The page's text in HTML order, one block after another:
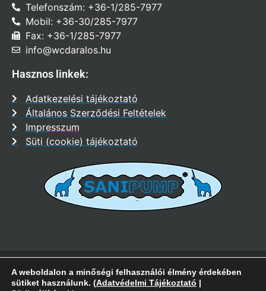
Telefonszám: +36-1/285-7977
Mobil: +36-30/285-7977
Fax: +36-1/285-7977
info@wcdaralos.hu
Hasznos linkek:
Adatkezelési tájékoztató
Általános Szerződési Feltételek
Impresszum
Süti (cookie) tájékoztató
Partner| Minden jog fenntartva |Impresszum|A Sanipump Hungária Kft
nem az SFA magyarországi forgalmazója!
A weboldalon a minőségi felhasználói élmény érdekében
sütiket használunk. (Adatvédelmi Tájékoztató |